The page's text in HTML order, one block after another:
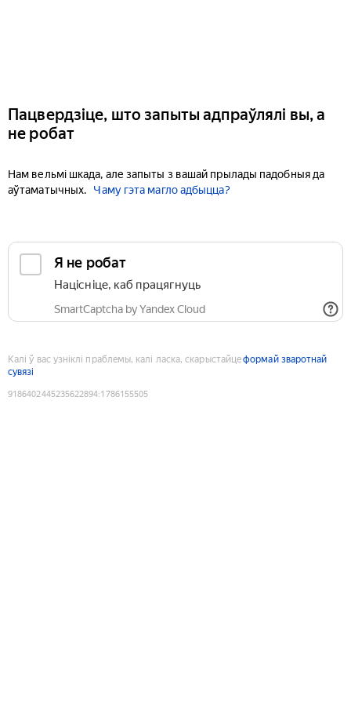
Пацвердзіце, што запыты адпраўлялі вы, а
не робат
Нам вельмі шкада, але запыты з вашай прылады падобныя да
аўтаматычных.
Чаму гэта магло адбыцца?
Я не робат
Націсніце, каб працягнуць
SmartCaptcha by Yandex Cloud
Калі ў вас узніклі праблемы, калі ласка, скарыстайцеформай зваротнай
сувязі
9186402445235622894:1786155505